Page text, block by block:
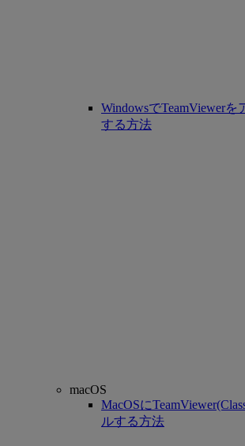
WindowsでTeamViewer
する方法
macOS
MacOSに
ルする方法